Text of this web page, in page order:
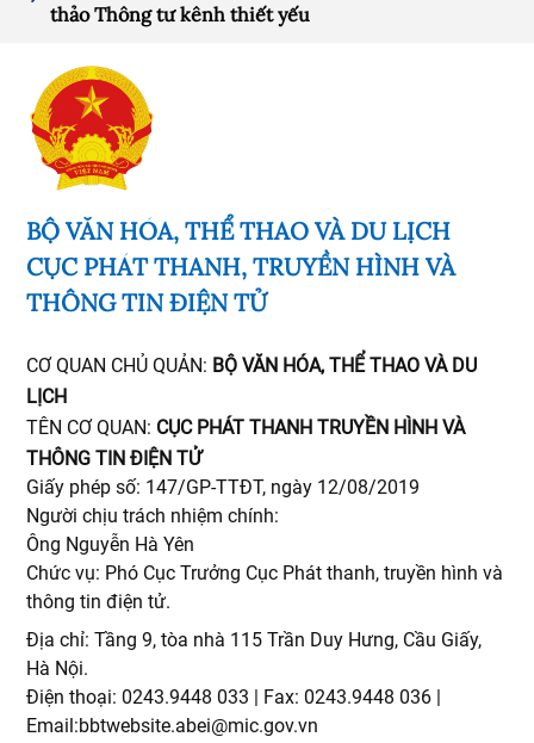
thảo Thông tư kênh thiết yếu
BỘ VĂN HÓA, THỂ THAO VÀ DU LỊCH
CỤC PHÁT THANH, TRUYỀN HÌNH VÀ
THÔNG TIN ĐIỆN TỬ
CƠ QUAN CHỦ QUẢN: BỘ VĂN HÓA, THỂ THAO VÀ DU
LỊCH
TÊN CƠ QUAN: CỤC PHÁT THANH TRUYỀN HÌNH VÀ
THÔNG TIN ĐIỆN TỬ
Giấy phép số: 147/GP-TTĐT, ngày 12/08/2019
Người chịu trách nhiệm chính:
Ông Nguyễn Hà Yên
Chức vụ: Phó Cục Trưởng Cục Phát thanh, truyền hình và
thông tin điện tử.
Địa chỉ: Tầng 9, tòa nhà 115 Trần Duy Hưng, Cầu Giấy,
Hà Nội.
Điện thoại: 0243.9448 033 | Fax: 0243.9448 036 |
Email:bbtwebsite.abei@mic.gov.vn